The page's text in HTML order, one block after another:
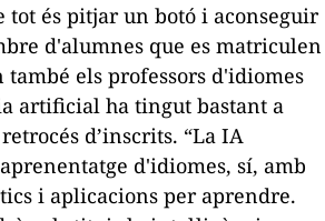
tot és pitjar un botó i aconseguir
d'alumnes que es matriculen
també els professors d'idiomes
artificial ha tingut bastant a
d’inscrits. “La IA
d'idiomes, sí, amb
i aplicacions per aprendre.